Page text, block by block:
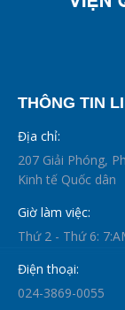
THÔNG TIN
Địa chỉ:
207 Giải Phóng,
Kinh tế Quốc dân
Giờ làm việc:
Thứ 2 - Thứ 6:
Điện thoại:
024-3869-0055